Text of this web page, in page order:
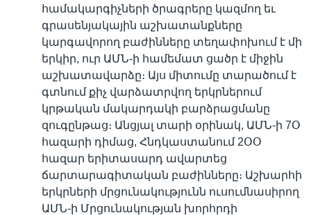
Լեզուներ
համակարգիչների ծրագրերը կազմող եւ
գրասենյակային աշխատանքները
կարգավորող բաժինները տեղափոխում է մի
երկիր, ուր ԱՄՆ-ի համեմատ ցածր է միջին
աշխատավարձը։ Այս միտումը տարածում է
գտնում քիչ վարձատրվող երկրներում
կրթական մակարդակի բարձրացմանը
զուգընթաց։ Անցյալ տարի օրինակ, ԱՄՆ-ի 7Օ
հազարի դիմաց, Հնդկաստանում 2ՕՕ
հազար երիտասարդ ավարտեց
ճարտարագիտական բաժինները։ Աշխարհի
երկրների մրցունակությունն ուսումնասիրող
ԱՄՆ-ի Մրցունակության խորհրդի